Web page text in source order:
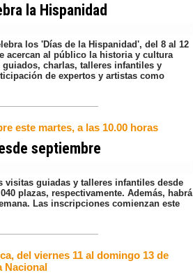
la Hispanidad
los 'Días de la Hispanidad', del 8 al 12
acercan al público la historia y cultura
charlas, talleres infantiles y
de expertos y artistas como
este martes, a las 10.00 horas
septiembre
visitas guiadas y talleres infantiles desde
plazas, respectivamente. Además, habrá
Las inscripciones comienzan este
del viernes 11 al domingo 13 de
Nacional